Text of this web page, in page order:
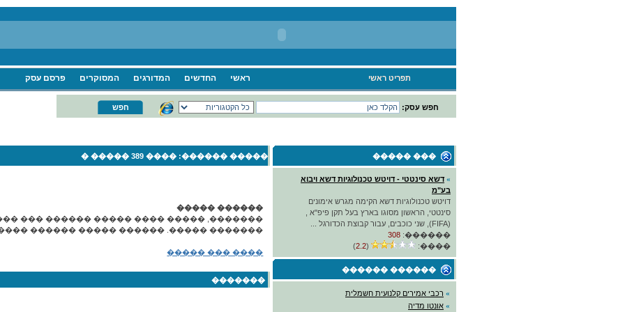
תפריט ראשי ראשי החדשים המדורגים המסוקרים פרסם עסק
חפש עסק:
����� ������:
���� 389 ����� �
������ �����
����� ���� ����� ������ ��� �����
�����. ������ ����� ������ ����� ����.
���� ��� �����
�������
��� �����
» דשא סינטטי - דויטש טכנולוגיות דשא ויבוא
בע"מ
דויטש טכנולוגיות דשא הקימה מגרש אימונים
סינטטי, הראשון מסוגו בארץ בעל תקן פיפ"א ,
(FIFA), שני כוכבים, עבור קבוצת הכדורגל ...
������:
308
����:
(
2.2
)
������ ������
» רכבי אמירים קלנועית חשמלית
» אונטו מדיה